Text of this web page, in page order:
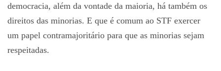
democracia, além da vontade da maioria, há também os
direitos das minorias. E que é comum ao STF exercer
um papel contramajoritário para que as minorias sejam
respeitadas.